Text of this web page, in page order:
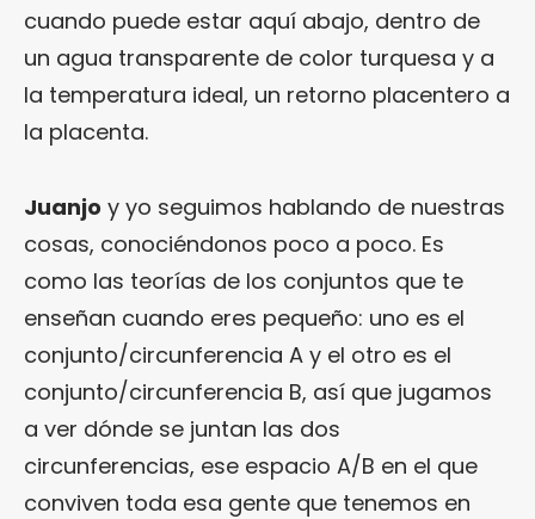
cuando puede estar aquí abajo, dentro de
un agua transparente de color turquesa y a
la temperatura ideal, un retorno placentero a
la placenta.
Juanjo y yo seguimos hablando de nuestras
cosas, conociéndonos poco a poco. Es
como las teorías de los conjuntos que te
enseñan cuando eres pequeño: uno es el
conjunto/circunferencia A y el otro es el
conjunto/circunferencia B, así que jugamos
a ver dónde se juntan las dos
circunferencias, ese espacio A/B en el que
conviven toda esa gente que tenemos en